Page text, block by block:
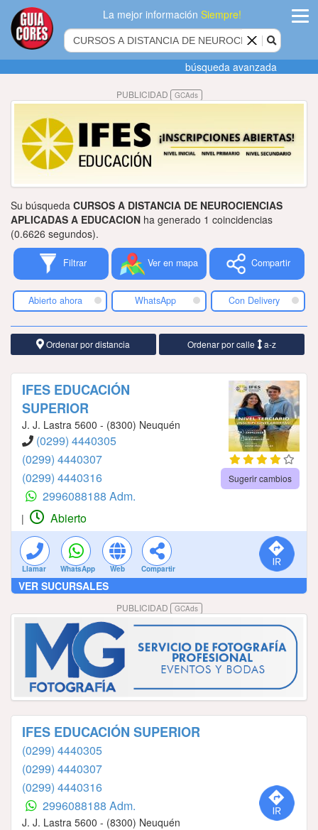
La mejor informaciónSiempre!
Agregar
empresa
datos
Publicidad
Tiendacores
Contactenos
búsqueda avanzada
PUBLICIDAD GCAds
Su búsqueda CURSOS A DISTANCIA DE NEUROCIENCIAS
APLICADAS A EDUCACION ha generado 1 coincidencias
(0.6626 segundos).
Filtrar Ver en mapa Compartir
Abierto ahora WhatsApp Con Delivery
Ordenar por distancia Ordenar por calle a-z
IFES EDUCACIÓN
SUPERIOR
J. J. Lastra 5600 - (8300) Neuquén
(0299) 4440305
(0299) 4440307
(0299) 4440316
2996088188 Adm.
Sugerir cambios
| Abierto
Llamar WhatsApp Web Compartir
VER SUCURSALES
PUBLICIDAD GCAds
IFES EDUCACIÓN SUPERIOR
(0299) 4440305
(0299) 4440307
(0299) 4440316
2996088188 Adm.
J. J. Lastra 5600 - (8300) Neuquén